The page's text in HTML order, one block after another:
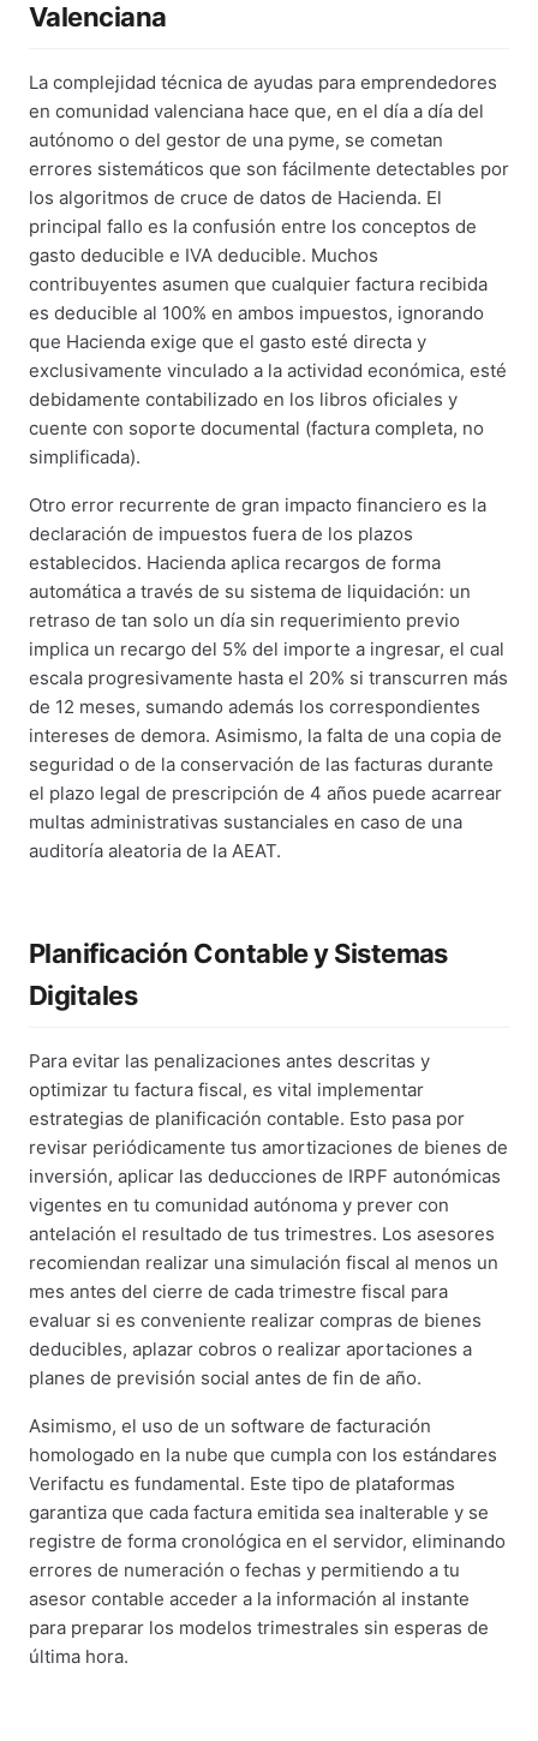
Valenciana
La complejidad técnica de ayudas para emprendedores
en comunidad valenciana hace que, en el día a día del
autónomo o del gestor de una pyme, se cometan
errores sistemáticos que son fácilmente detectables por
los algoritmos de cruce de datos de Hacienda. El
principal fallo es la confusión entre los conceptos de
gasto deducible e IVA deducible. Muchos
contribuyentes asumen que cualquier factura recibida
es deducible al 100% en ambos impuestos, ignorando
que Hacienda exige que el gasto esté directa y
exclusivamente vinculado a la actividad económica, esté
debidamente contabilizado en los libros oficiales y
cuente con soporte documental (factura completa, no
simplificada).
Otro error recurrente de gran impacto financiero es la
declaración de impuestos fuera de los plazos
establecidos. Hacienda aplica recargos de forma
automática a través de su sistema de liquidación: un
retraso de tan solo un día sin requerimiento previo
implica un recargo del 5% del importe a ingresar, el cual
escala progresivamente hasta el 20% si transcurren más
de 12 meses, sumando además los correspondientes
intereses de demora. Asimismo, la falta de una copia de
seguridad o de la conservación de las facturas durante
el plazo legal de prescripción de 4 años puede acarrear
multas administrativas sustanciales en caso de una
auditoría aleatoria de la AEAT.
Planificación Contable y Sistemas
Digitales
Para evitar las penalizaciones antes descritas y
optimizar tu factura fiscal, es vital implementar
estrategias de planificación contable. Esto pasa por
revisar periódicamente tus amortizaciones de bienes de
inversión, aplicar las deducciones de IRPF autonómicas
vigentes en tu comunidad autónoma y prever con
antelación el resultado de tus trimestres. Los asesores
recomiendan realizar una simulación fiscal al menos un
mes antes del cierre de cada trimestre fiscal para
evaluar si es conveniente realizar compras de bienes
deducibles, aplazar cobros o realizar aportaciones a
planes de previsión social antes de fin de año.
Asimismo, el uso de un software de facturación
homologado en la nube que cumpla con los estándares
Verifactu es fundamental. Este tipo de plataformas
garantiza que cada factura emitida sea inalterable y se
registre de forma cronológica en el servidor, eliminando
errores de numeración o fechas y permitiendo a tu
asesor contable acceder a la información al instante
para preparar los modelos trimestrales sin esperas de
última hora.